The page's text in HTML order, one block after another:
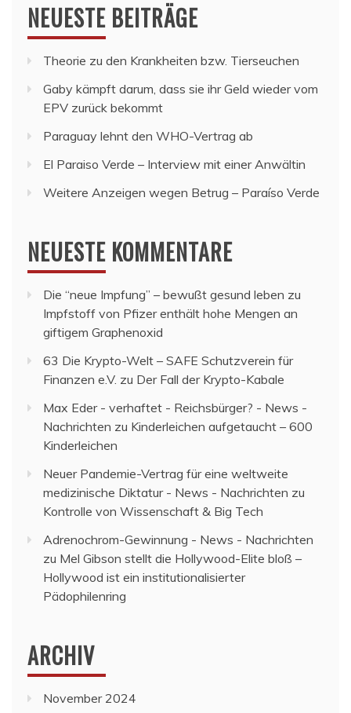
NEUESTE BEITRÄGE
Theorie zu den Krankheiten bzw. Tierseuchen
Gaby kämpft darum, dass sie ihr Geld wieder vom
EPV zurück bekommt
Paraguay lehnt den WHO-Vertrag ab
El Paraiso Verde – Interview mit einer Anwältin
Weitere Anzeigen wegen Betrug – Paraíso Verde
NEUESTE KOMMENTARE
Die “neue Impfung” – bewußt gesund leben zu
Impfstoff von Pfizer enthält hohe Mengen an
giftigem Graphenoxid
63 Die Krypto-Welt – SAFE Schutzverein für
Finanzen e.V. zu Der Fall der Krypto-Kabale
Max Eder - verhaftet - Reichsbürger? - News -
Nachrichten zu Kinderleichen aufgetaucht – 600
Kinderleichen
Neuer Pandemie-Vertrag für eine weltweite
medizinische Diktatur - News - Nachrichten zu
Kontrolle von Wissenschaft & Big Tech
Adrenochrom-Gewinnung - News - Nachrichten
zu Mel Gibson stellt die Hollywood-Elite bloß –
Hollywood ist ein institutionalisierter
Pädophilenring
ARCHIV
November 2024